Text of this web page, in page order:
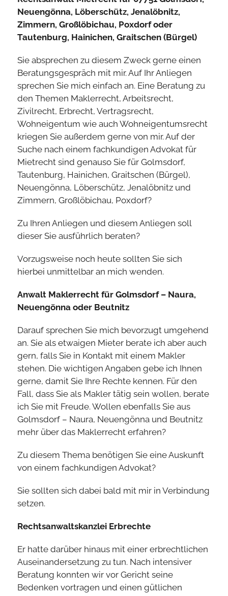
Neuengönna, Löberschütz, Jenalöbnitz,
Zimmern, Großlöbichau, Poxdorf oder
Tautenburg, Hainichen, Graitschen (Bürgel)
Sie absprechen zu diesem Zweck gerne einen
Beratungsgespräch mit mir. Auf Ihr Anliegen
sprechen Sie mich einfach an. Eine Beratung zu
den Themen Maklerrecht, Arbeitsrecht,
Zivilrecht, Erbrecht, Vertragsrecht,
Wohneigentum wie auch Wohneigentumsrecht
kriegen Sie außerdem gerne von mir. Auf der
Suche nach einem fachkundigen Advokat für
Mietrecht sind genauso Sie für Golmsdorf,
Tautenburg, Hainichen, Graitschen (Bürgel),
Neuengönna, Löberschütz, Jenalöbnitz und
Zimmern, Großlöbichau, Poxdorf?
Zu Ihren Anliegen und diesem Anliegen soll
dieser Sie ausführlich beraten?
Vorzugsweise noch heute sollten Sie sich
hierbei unmittelbar an mich wenden.
Anwalt Maklerrecht für Golmsdorf – Naura,
Neuengönna oder Beutnitz
Darauf sprechen Sie mich bevorzugt umgehend
an. Sie als etwaigen Mieter berate ich aber auch
gern, falls Sie in Kontakt mit einem Makler
stehen. Die wichtigen Angaben gebe ich Ihnen
gerne, damit Sie Ihre Rechte kennen. Für den
Fall, dass Sie als Makler tätig sein wollen, berate
ich Sie mit Freude. Wollen ebenfalls Sie aus
Golmsdorf – Naura, Neuengönna und Beutnitz
mehr über das Maklerrecht erfahren?
Zu diesem Thema benötigen Sie eine Auskunft
von einem fachkundigen Advokat?
Sie sollten sich dabei bald mit mir in Verbindung
setzen.
Rechtsanwaltskanzlei Erbrechte
Er hatte darüber hinaus mit einer erbrechtlichen
Auseinandersetzung zu tun. Nach intensiver
Beratung konnten wir vor Gericht seine
Bedenken vortragen und einen gütlichen